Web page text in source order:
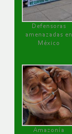
Defensoras
amenazadas en
México
Amazonía